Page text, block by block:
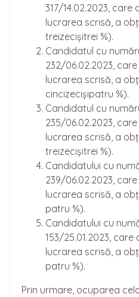
317/14.02.2023, care
lucrarea scrisă, a
treizecișitrei %).
Candidatul cu
232/06.02.2023,
lucrarea scrisă, a
cincizecișipatru %).
Candidatul cu
235/06.02.2023,
lucrarea scrisă, a
treizecișitrei %).
Candidatului cu
239/06.02.2023,
lucrarea scrisă, a
patru %).
Candidatului cu
153/25.01.2023,
lucrarea scrisă, a
patru %).
Prin urmare, ocuparea